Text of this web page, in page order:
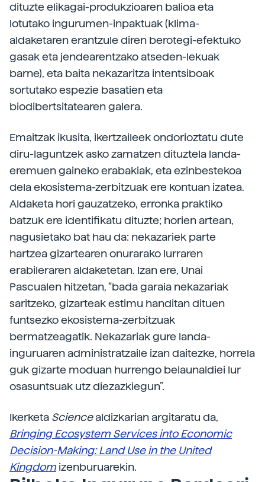
dituzte elikagai-produkzioaren balioa eta
lotutako ingurumen-inpaktuak (klima-
aldaketaren erantzule diren berotegi-efektuko
gasak eta jendearentzako atseden-lekuak
barne), eta baita nekazaritza intentsiboak
sortutako espezie basatien eta
biodibertsitatearen galera.
Emaitzak ikusita, ikertzaileek ondorioztatu dute
diru-laguntzek asko zamatzen dituztela landa-
eremuen gaineko erabakiak, eta ezinbestekoa
dela ekosistema-zerbitzuak ere kontuan izatea.
Aldaketa hori gauzatzeko, erronka praktiko
batzuk ere identifikatu dituzte; horien artean,
nagusietako bat hau da: nekazariek parte
hartzea gizartearen onurarako lurraren
erabileraren aldaketetan. Izan ere, Unai
Pascualen hitzetan, “bada garaia nekazariak
saritzeko, gizarteak estimu handitan dituen
funtsezko ekosistema-zerbitzuak
bermatzeagatik. Nekazariak gure landa-
inguruaren administratzaile izan daitezke, horrela
guk gizarte moduan hurrengo belaunaldiei lur
osasuntsuak utz diezazkiegun”.
Ikerketa Sciencealdizkarian argitaratu da,
Bringing Ecosystem Services into Economic
Decision-Making: Land Use in the United
Kingdomizenburuarekin.